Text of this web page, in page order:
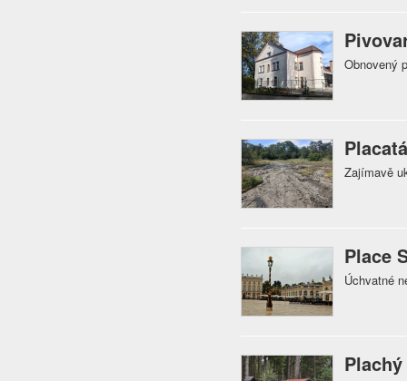
Obnovený
Zajímavě
Place
Úchvatné